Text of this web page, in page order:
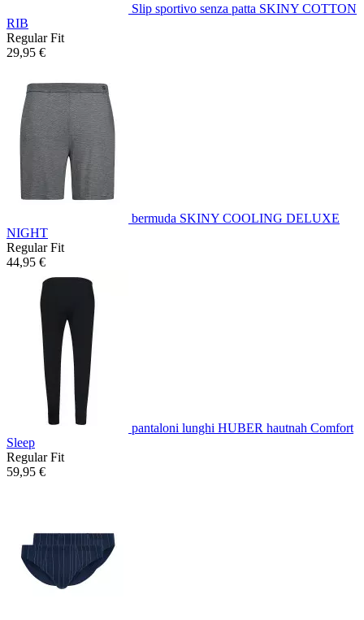
Slip sportivo senza patta SKINY COTTON
RIB
Regular Fit
29,95 €
bermuda SKINY COOLING DELUXE
NIGHT
Regular Fit
44,95 €
pantaloni lunghi HUBER hautnah Comfort
Sleep
Regular Fit
59,95 €